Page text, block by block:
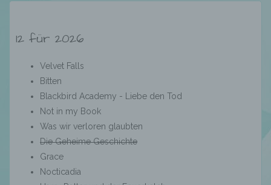
12 für 2026
Velvet Falls
Bitten
Blackbird Academy - Liebe den Tod
Not in my Book
Was wir verloren glaubten
Die Geheime Geschichte
Grace
Nocticadia
eindeutigen bestätigenden Handlung, mit der
sie mit der Verarbeitung der sie betreffenden
personenbezogenen Daten einverstanden
ist.
Name und Anschrift des für die Verarbeitung
Verantwortlichen